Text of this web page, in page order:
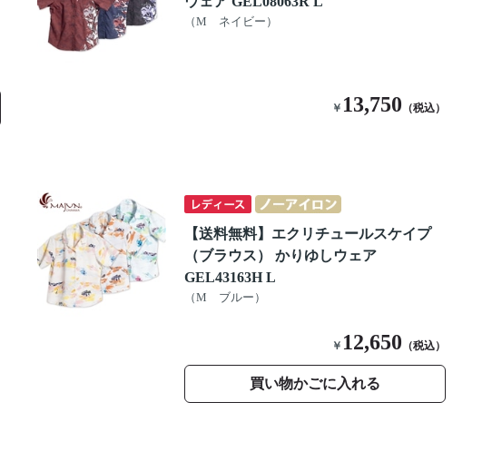
（M ネイビー）
￥ 13,750 （税込）
【送料無料】エクリチュールスケイプ
（ブラウス） かりゆしウェア
GEL43163H L
（M ブルー）
￥ 12,650 （税込）
買い物かごに入れる